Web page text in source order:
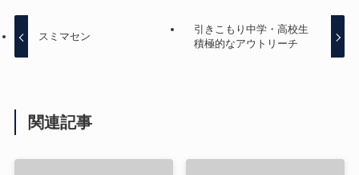
スミマセン
引きこもり中学・高校生
積極的なアウトリーチ
関連記事